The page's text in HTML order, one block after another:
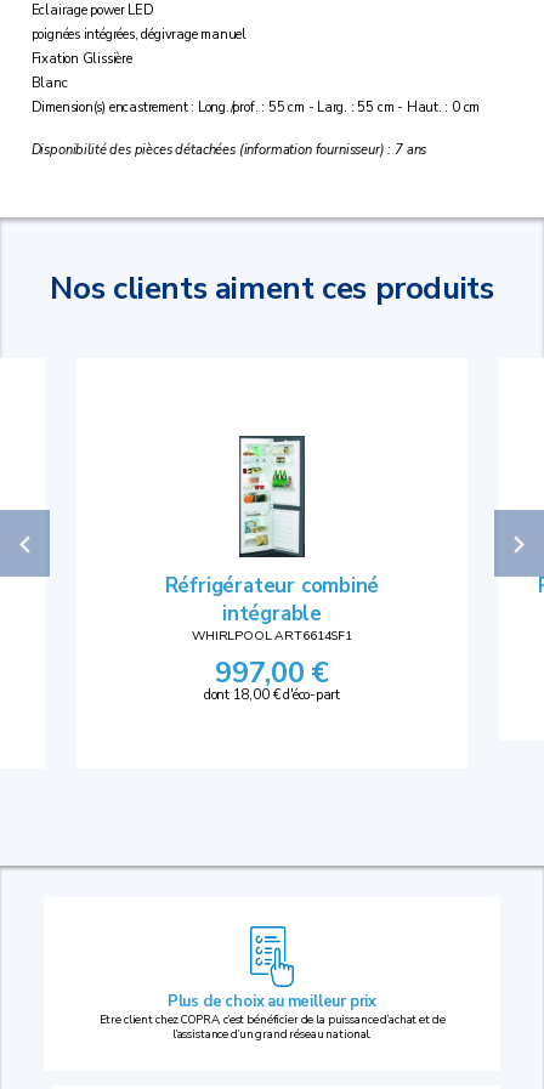
Eclairage power LED
poignées intégrées, dégivrage manuel
Fixation Glissière
Blanc
Dimension(s) encastrement : Long./prof. : 55 cm - Larg. : 55 cm - Haut. : 0 cm
Disponibilité des pièces détachées (information fournisseur) : 7 ans
Nos clients aiment ces produits
Réfrigérateur combiné
intégrable
WHIRLPOOL ART6614SF1
997,00 €
dont 18,00 € d'éco-part
Plus de choix au meilleur prix
Etre client chez COPRA, c’est bénéficier de la puissance d’achat et de
l’assistance d’un grand réseau national.